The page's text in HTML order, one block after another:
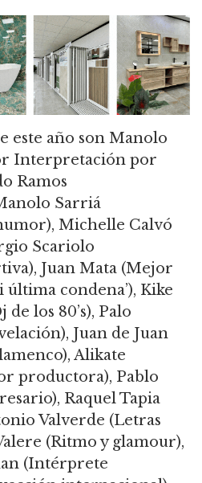
este año son Manolo
Interpretación por
Ramos
Sarriá
Michelle Calvó
Scariolo
Juan Mata (Mejor
condena’), Kike
los 80’s), Palo
Juan de Juan
Alikate
productora), Pablo
Raquel Tapia
Valverde (Letras
(Ritmo y glamour),
(Intérprete